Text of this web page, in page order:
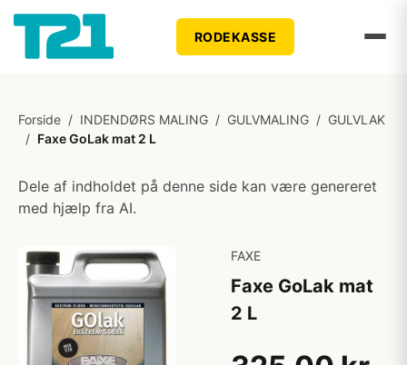
RODEKASSE
Forside / INDENDØRS MALING / GULVMALING / GULVLAK
/ Faxe GoLak mat 2 L
Dele af indholdet på denne side kan være genereret
med hjælp fra AI.
FAXE
Faxe GoLak mat
2 L